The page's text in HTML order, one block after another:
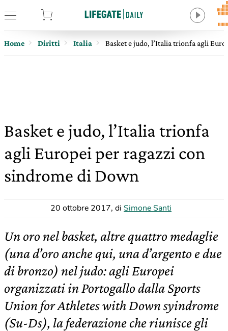
Home Diritti Italia Basket e judo, l’Italia trionfa agli
Basket e judo, l’Italia trionfa
agli Europei per ragazzi con
sindrome di Down
20 ottobre 2017, di Simone Santi
Un oro nel basket, altre quattro medaglie
(una d’oro anche qui, una d’argento e due
di bronzo) nel judo: agli Europei
organizzati in Portogallo dalla Sports
Union for Athletes with Down syindrome
(Su-Ds), la federazione che riunisce gli